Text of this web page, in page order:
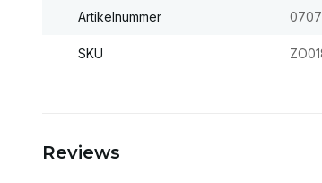
Artikelnummer
SKU
Reviews